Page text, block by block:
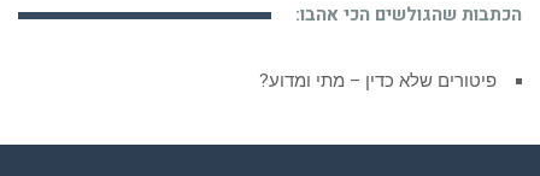
הכתבות שהגולשים הכי אהבו:
פיטורים שלא כדין – מתי ומדוע?